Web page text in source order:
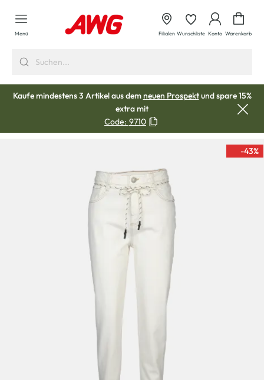
springen
Menü Filialen Wunschliste Konto Warenkorb
Kaufe mindestens 3 Artikel aus demneuen Prospektund spare 15%
extra mit
Code: 9710
-43%